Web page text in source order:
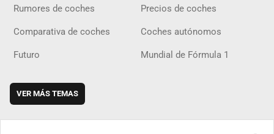
Rumores de coches Precios de coches
Comparativa de coches Coches autónomos
Futuro Mundial de Fórmula 1
VER MÁS TEMAS